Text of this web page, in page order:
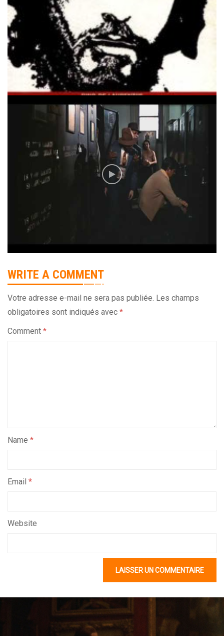
WRITE A COMMENT
Votre adresse e-mail ne sera pas publiée. Les champs
obligatoires sont indiqués avec *
Comment *
Name *
Email *
Website